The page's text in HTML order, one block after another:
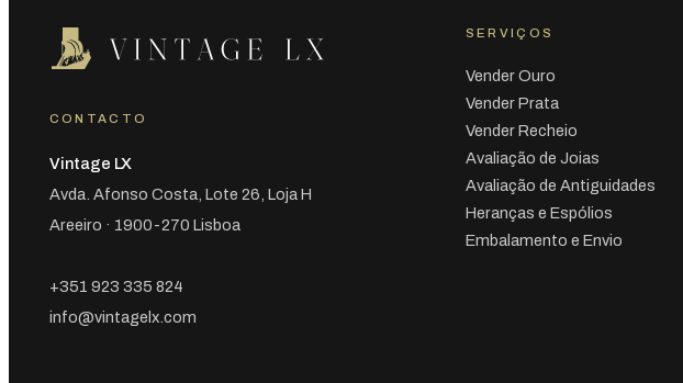
CONTACTO
Vintage LX
Avda. Afonso Costa, Lote 26, Loja H
Areeiro · 1900-270 Lisboa
+351 923 335 824
info@vintagelx.com
SERVIÇOS
Vender Ouro
Vender Prata
Vender Recheio
Avaliação de Joias
Avaliação de Antiguidades
Heranças e Espólios
Embalamento e Envio